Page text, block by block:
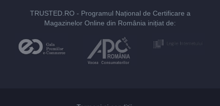
TRUSTED.RO - Programul Național de Certificare a
Magazinelor Online din România inițiat de: